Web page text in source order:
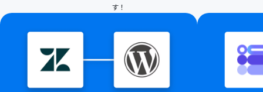
す！